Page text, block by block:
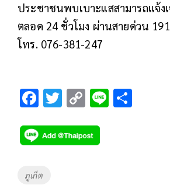
ประชาชนพบเบาะแสสามารถแจ้ง
ตลอด 24 ชั่วโมง ผ่านสายด่วน
โทร. 076-381-247
F
e
b
o
T
tt
er
C
p
y
Li
Tags
ภูเก็ต